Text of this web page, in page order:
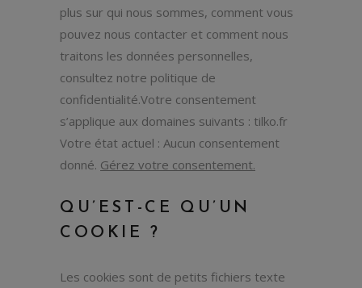
plus sur qui nous sommes, comment vous
pouvez nous contacter et comment nous
traitons les données personnelles,
consultez notre politique de
confidentialité.Votre consentement
s’applique aux domaines suivants : tilko.fr
Votre état actuel : Aucun consentement
donné. Gérez votre consentement.
QU’EST-CE QU’UN
COOKIE ?
Les cookies sont de petits fichiers texte